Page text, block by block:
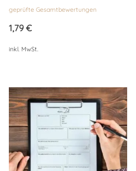
mit
von 5
geprüfte Gesamtbewertungen
1,79€
inkl. MwSt.